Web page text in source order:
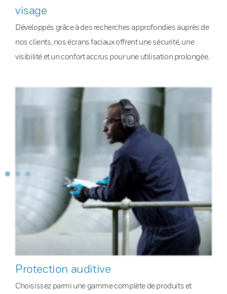
visage
Développés grâce à des recherches approfondies auprès de
nos clients, nos écrans faciaux offrent une sécurité, une
visibilité et un confort accrus pour une utilisation prolongée.
Protection auditive
Choisissez parmi une gamme complète de produits et